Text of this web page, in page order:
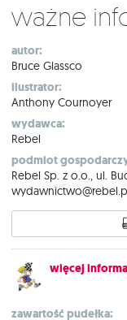
Ważne
autor:
Bruce Glassco
ilustrator:
Anthony Cournoyer
wydawca:
Rebel
podmiot
Rebel Sp. z o.o., ul.
więcej
zawartość pudełka: